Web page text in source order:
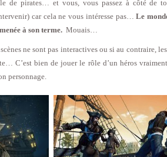
de pirates… et vous, vous passez à côté de
car cela ne vous intéresse pas…Le
à son terme. Mouais…
ne sont pas interactives ou si au contraire,
C’est bien de jouer le rôle d’un héros
personnage.